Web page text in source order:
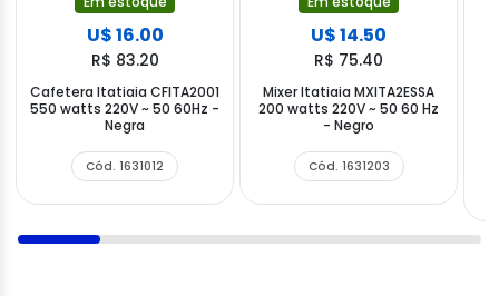
U$ 16.00
R$ 83.20
Cafetera Itatiaia CFITA2001
550 watts 220V ~ 50 60Hz -
Negra
Cód. 1631012
U$ 14.50
R$ 75.40
Mixer Itatiaia MXITA2ESSA
200 watts 220V ~ 50 60 Hz
- Negro
Cód. 1631203